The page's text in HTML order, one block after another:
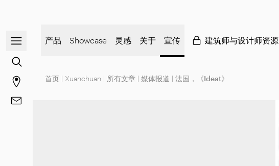
打开/关闭导航菜单
前往内容搜索
前往商店页面
前往 联系方式
产品 Showcase 灵感 关于 宣传 建筑师与设计师资源
首页 | Xuanchuan | 所有文章 | 媒体报道 | 法国，《Ideat》